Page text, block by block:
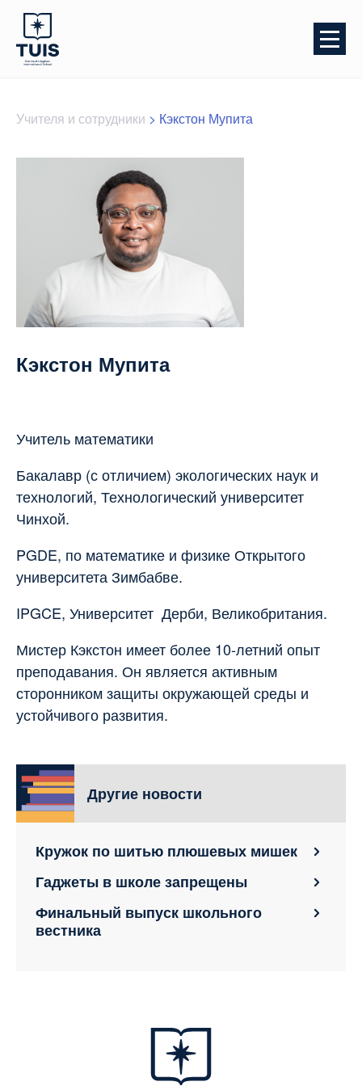
Учителя и сотрудники > Кэкстон Мупита
Кэкстон Мупита
Учитель математики
Бакалавр (с отличием) экологических наук и
технологий, Технологический университет
Чинхой.
PGDE, по математике и физике Открытого
университета Зимбабве.
IPGCE, Университет Дерби, Великобритания.
Мистер Кэкстон имеет более 10-летний опыт
преподавания. Он является активным
сторонником защиты окружающей среды и
устойчивого развития.
Другие новости
Кружок по шитью плюшевых мишек
Гаджеты в школе запрещены
Финальный выпуск школьного
вестника